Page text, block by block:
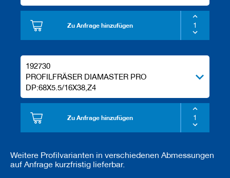
Zu Anfrage hinzufügen
192730
PROFILFRÄSER DIAMASTER PRO
DP:68X5.5/16X38,Z4
Zu Anfrage hinzufügen
Weitere Profilvarianten in verschiedenen Abmessungen
auf Anfrage kurzfristig lieferbar.